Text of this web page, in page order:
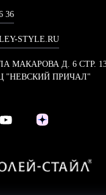
36
STYLE.RU
МАКАРОВА Д. 6 СТР.
"НЕВСКИЙ ПРИЧАЛ"